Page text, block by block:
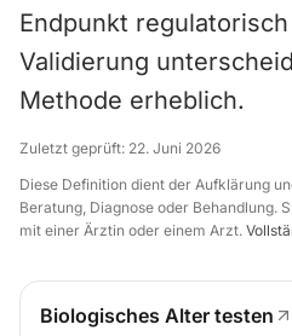
Endpunkt
Validierung
Methode erheblich.
Zuletzt geprüft: 22. Juni 2026
Diese Definition dient der Aufklärung
Beratung, Diagnose oder Behandlung.
mit einer Ärztin oder einem Arzt.
Biologisches Alter testen